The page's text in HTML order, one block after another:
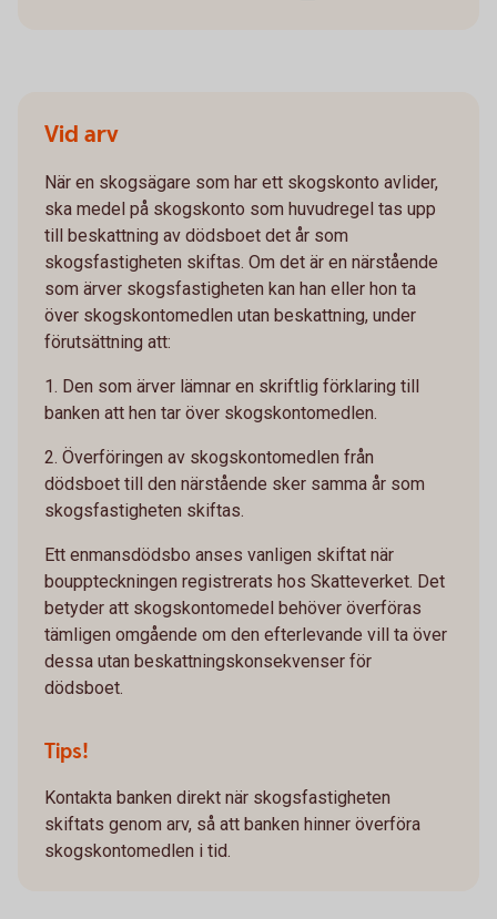
Vid arv
När en skogsägare som har ett skogskonto avlider,
ska medel på skogskonto som huvudregel tas upp
till beskattning av dödsboet det år som
skogsfastigheten skiftas. Om det är en närstående
som ärver skogsfastigheten kan han eller hon ta
över skogskontomedlen utan beskattning, under
förutsättning att:
1. Den som ärver lämnar en skriftlig förklaring till
banken att hen tar över skogskontomedlen.
2. Överföringen av skogskontomedlen från
dödsboet till den närstående sker samma år som
skogsfastigheten skiftas.
Ett enmansdödsbo anses vanligen skiftat när
bouppteckningen registrerats hos Skatteverket. Det
betyder att skogskontomedel behöver överföras
tämligen omgående om den efterlevande vill ta över
dessa utan beskattningskonsekvenser för
dödsboet.
Tips!
Kontakta banken direkt när skogsfastigheten
skiftats genom arv, så att banken hinner överföra
skogskontomedlen i tid.